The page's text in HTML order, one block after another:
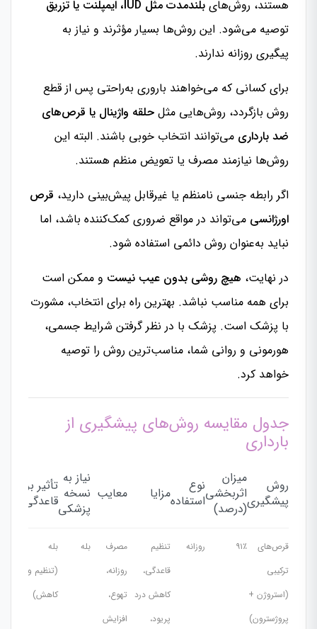
هستند، روش‌های بلندمدت مثل IUD، ایمپلنت یا تزریق
توصیه می‌شود. این روش‌ها بسیار مؤثرند و نیاز به
پیگیری روزانه ندارند.
برای کسانی که می‌خواهند باروری به‌راحتی پس از قطع
روش بازگردد، روش‌هایی مثل حلقه واژینال یا قرص‌های
ضد بارداری می‌توانند انتخاب خوبی باشند. البته این
روش‌ها نیازمند مصرف یا تعویض منظم هستند.
اگر رابطه جنسی نامنظم یا غیرقابل پیش‌بینی دارید، قرص
اورژانسی می‌تواند در مواقع ضروری کمک‌کننده باشد، اما
نباید به‌عنوان روش دائمی استفاده شود.
در نهایت، هیچ روشی بدون عیب نیست و ممکن است
برای همه مناسب نباشد. بهترین راه برای انتخاب، مشورت
با پزشک است. پزشک با در نظر گرفتن شرایط جسمی،
هورمونی و روانی شما، مناسب‌ترین روش را توصیه
خواهد کرد.
جدول مقایسه روش‌های پیشگیری از
بارداری
روش
پیشگیری
میزان
اثربخشی
(درصد)
نوع
استفادهمزایا معایب
نیاز به
نسخه
پزشکی
تأثیر بر
قاعدگی
قرص‌های
ترکیبی
(استروژن +
پروژسترون)
۹۱٪ روزانه
تنظیم
قاعدگی،
کاهش درد
پریود،
مصرف
روزانه،
تهوع،
افزایش
بله
بله
(تنظیم و
کاهش)